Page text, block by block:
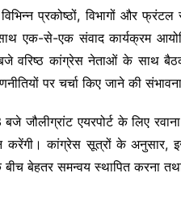
प्रकोष्ठों, विभागों और
एक-से-एक संवाद कार्यक्रम
वरिष्ठ कांग्रेस नेताओं के साथ
पर चर्चा किए जाने की
जौलीग्रांट एयरपोर्ट के लिए
कांग्रेस सूत्रों के अनुसार, इस
के बीच बेहतर समन्वय स्थापित करना